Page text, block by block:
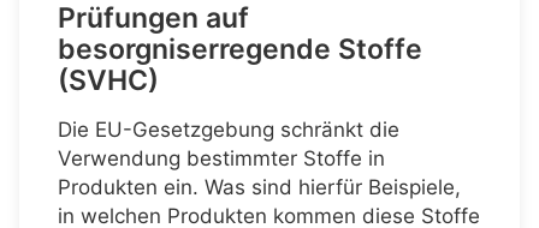
Prüfungen auf
besorgniserregende Stoffe
(SVHC)
Die EU-Gesetzgebung schränkt die
Verwendung bestimmter Stoffe in
Produkten ein. Was sind hierfür Beispiele,
in welchen Produkten kommen diese Stoffe